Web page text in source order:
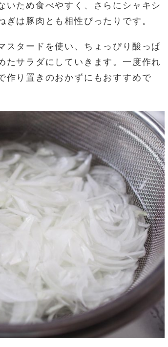
いため食べやすく、さらにシャキシ
は豚肉とも相性ぴったりです。
スタードを使い、ちょっぴり酸っぱ
たサラダにしていきます。一度作れ
作り置きのおかずにもおすすめで